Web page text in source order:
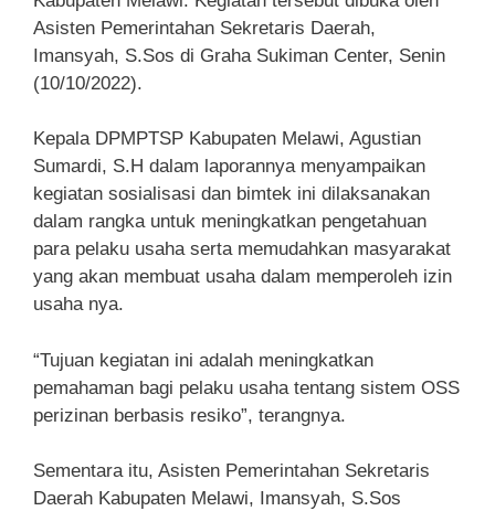
Asisten Pemerintahan Sekretaris Daerah,
Imansyah, S.Sos di Graha Sukiman Center, Senin
(10/10/2022).
Kepala DPMPTSP Kabupaten Melawi, Agustian
Sumardi, S.H dalam laporannya menyampaikan
kegiatan sosialisasi dan bimtek ini dilaksanakan
dalam rangka untuk meningkatkan pengetahuan
para pelaku usaha serta memudahkan masyarakat
yang akan membuat usaha dalam memperoleh izin
usaha nya.
“Tujuan kegiatan ini adalah meningkatkan
pemahaman bagi pelaku usaha tentang sistem OSS
perizinan berbasis resiko”, terangnya.
Sementara itu, Asisten Pemerintahan Sekretaris
Daerah Kabupaten Melawi, Imansyah, S.Sos